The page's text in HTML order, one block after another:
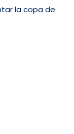
la copa de